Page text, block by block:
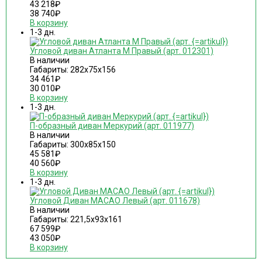
43 218₽
38 740₽
В корзину
1-3 дн.
Угловой диван Атланта М Правый (арт. 012301)
В наличии
Габариты: 282х75х156
34 461₽
30 010₽
В корзину
1-3 дн.
П-образный диван Меркурий (арт. 011977)
В наличии
Габариты: 300х85х150
45 581₽
40 560₽
В корзину
1-3 дн.
Угловой Диван MACAO Левый (арт. 011678)
В наличии
Габариты: 221,5х93х161
67 599₽
43 050₽
В корзину